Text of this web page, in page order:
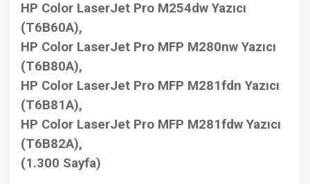
HP Color LaserJet Pro M254dw Yazıcı
(T6B60A),
HP Color LaserJet Pro MFP M280nw Yazıcı
(T6B80A),
HP Color LaserJet Pro MFP M281fdn Yazıcı
(T6B81A),
HP Color LaserJet Pro MFP M281fdw Yazıcı
(T6B82A),
(1.300 Sayfa)